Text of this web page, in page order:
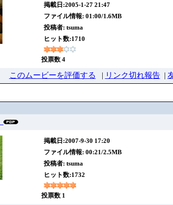
掲載日:2005-1-27 21:47
ファイル情報: 01:00/1.6MB
投稿者: tsuma
ヒット数:1710
投票数 4
このムービーを評価する | リンク切れ報告|
掲載日:2007-9-30 17:20
ファイル情報: 00:21/2.5MB
投稿者: tsuma
ヒット数:1732
投票数 1